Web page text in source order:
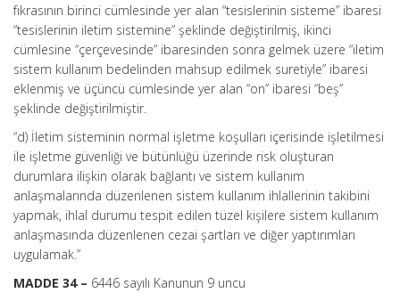
fıkrasının birinci cümlesinde yer alan “tesislerinin sisteme” ibaresi
“tesislerinin iletim sistemine” şeklinde değiştirilmiş, ikinci
cümlesine “çerçevesinde” ibaresinden sonra gelmek üzere “iletim
sistem kullanım bedelinden mahsup edilmek suretiyle” ibaresi
eklenmiş ve üçüncü cümlesinde yer alan “on” ibaresi “beş”
şeklinde değiştirilmiştir.
“d) İletim sisteminin normal işletme koşulları içerisinde işletilmesi
ile işletme güvenliği ve bütünlüğü üzerinde risk oluşturan
durumlara ilişkin olarak bağlantı ve sistem kullanım
anlaşmalarında düzenlenen sistem kullanım ihlallerinin takibini
yapmak, ihlal durumu tespit edilen tüzel kişilere sistem kullanım
anlaşmasında düzenlenen cezai şartları ve diğer yaptırımları
uygulamak.”
MADDE 34 – 6446 sayılı Kanunun 9 uncu